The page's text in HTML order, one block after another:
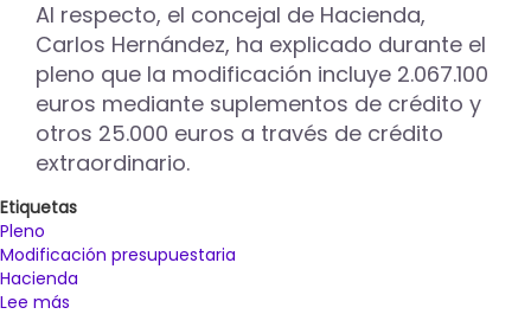
Al respecto, el concejal de Hacienda,
Carlos Hernández, ha explicado durante el
pleno que la modificación incluye 2.067.100
euros mediante suplementos de crédito y
otros 25.000 euros a través de crédito
extraordinario.
Etiquetas
Pleno
Modificación presupuestaria
Hacienda
Lee más